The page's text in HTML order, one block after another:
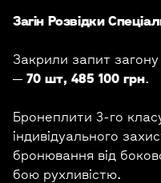
Загін Розвідки
Закрили запит
— 70 шт, 485 100 грн.
Бронеплити 3-го
індивідуального
бронювання від
бою рухливістю.